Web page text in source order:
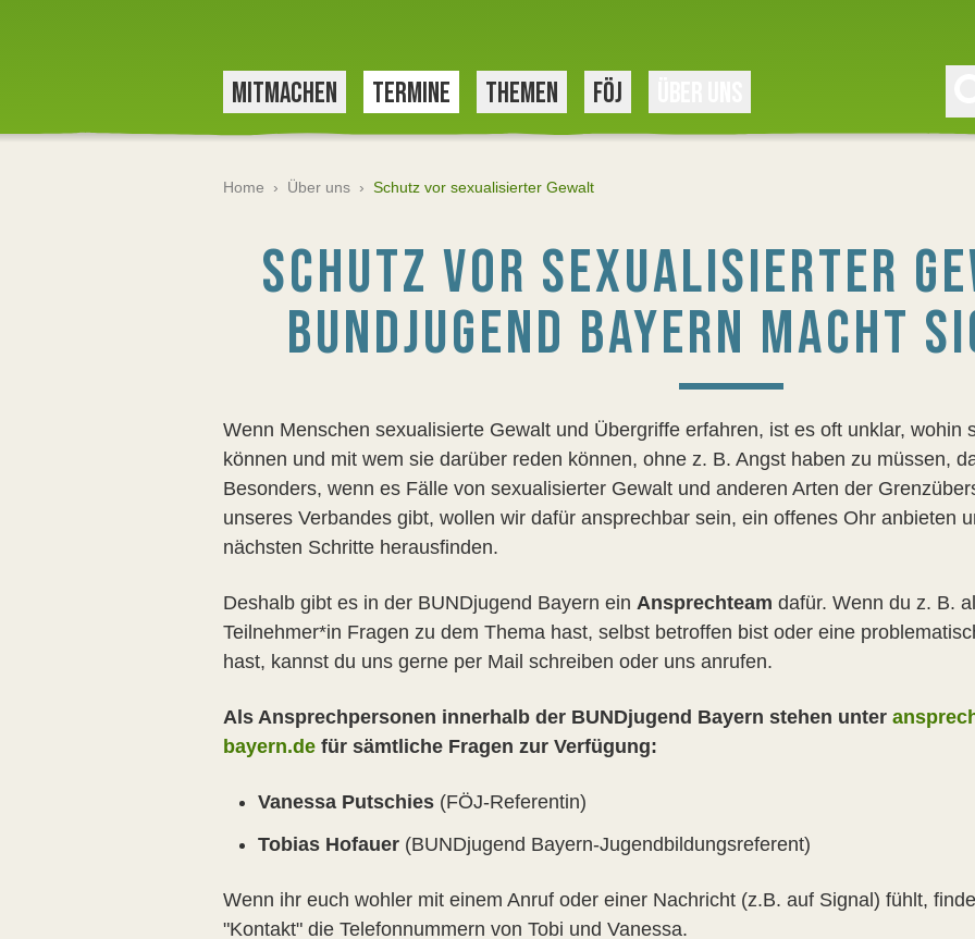
MITMACHEN TERMINE THEMEN FÖJ
Home › Über uns › Schutz vor sexualisierter Gewalt
SCHUTZ VOR SEXUALISIERTER
BUNDJUGEND BAYERN MACHT
Wenn Menschen sexualisierte Gewalt und Übergriffe erfahren, ist es oft unklar, wohin
können und mit wem sie darüber reden können, ohne z. B. Angst haben zu müssen,
Besonders, wenn es Fälle von sexualisierter Gewalt und anderen Arten der
unseres Verbandes gibt, wollen wir dafür ansprechbar sein, ein offenes Ohr anbieten
nächsten Schritte herausfinden.
Deshalb gibt es in der BUNDjugend Bayern ein Ansprechteam dafür. Wenn du z. B.
Teilnehmer*in Fragen zu dem Thema hast, selbst betroffen bist oder eine
hast, kannst du uns gerne per Mail schreiben oder uns anrufen.
Als Ansprechpersonen innerhalb der BUNDjugend Bayern stehen unter
bayern.de für sämtliche Fragen zur Verfügung:
Vanessa Putschies (FÖJ-Referentin)
Tobias Hofauer (BUNDjugend Bayern-Jugendbildungsreferent)
Wenn ihr euch wohler mit einem Anruf oder einer Nachricht (z.B. auf Signal) fühlt,
"Kontakt" die Telefonnummern von Tobi und Vanessa.